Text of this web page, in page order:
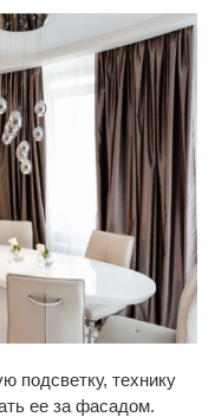
подсветку, технику
ее за фасадом.